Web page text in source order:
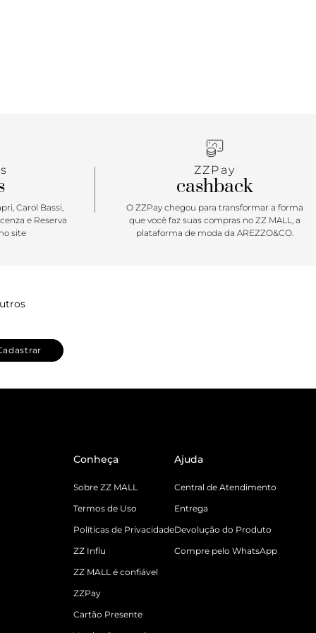
Carol Bassi,
e Reserva
site
ZZPay
cashback
O ZZPay chegou para transformar a forma
que você faz suas compras no ZZ MALL, a
plataforma de moda da AREZZO&CO.
Conheça
Sobre ZZ MALL
Termos de Uso
Políticas de Privacidade
ZZ Influ
ZZ MALL é confiável
ZZPay
Cartão Presente
Ajuda
Central de Atendimento
Entrega
Devolução do Produto
Compre pelo WhatsApp